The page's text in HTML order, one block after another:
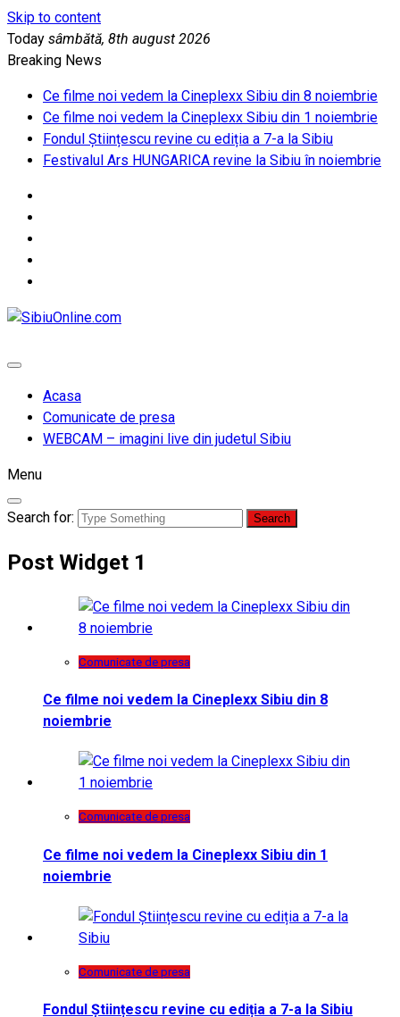
Skip to content
Today sâmbătă, 8th august 2026
Breaking News
Ce filme noi vedem la Cineplexx Sibiu din 8 noiembrie
Ce filme noi vedem la Cineplexx Sibiu din 1 noiembrie
Fondul Științescu revine cu ediția a 7-a la Sibiu
Festivalul Ars HUNGARICA revine la Sibiu în noiembrie
Acasa
Comunicate de presa
WEBCAM – imagini live din judetul Sibiu
Menu
Search for:
Post Widget 1
Comunicate de presa
Ce filme noi vedem la Cineplexx Sibiu din 8
noiembrie
Comunicate de presa
Ce filme noi vedem la Cineplexx Sibiu din 1
noiembrie
Comunicate de presa
Fondul Științescu revine cu ediția a 7-a la Sibiu